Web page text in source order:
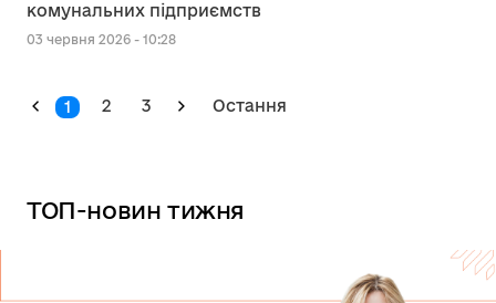
комунальних підприємств
03 червня 2026 - 10:28
1 2 3 Остання
ТОП-новин тижня